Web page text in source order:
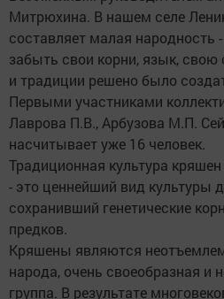
Митрюхина. В нашем селе
составляет малая
забыть свои корни, язык,
и традиции решено было
Первыми участниками
Лаврова П.В., Арбузова М.П.
насчитывает уже 16 человек.
Традиционная культура
- это ценнейший вид культуры
сохранивший генетические
предков.
Кряшены являются
народа, очень своеобразная и
группа. В результате